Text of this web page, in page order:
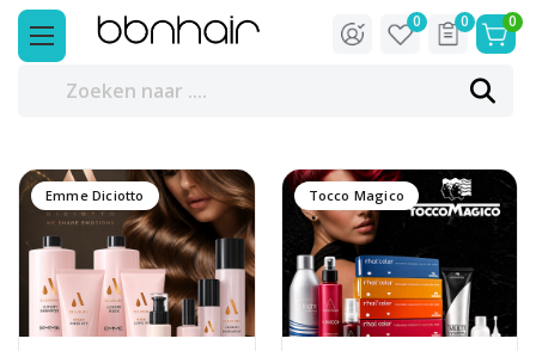
0
0
0
Emme Diciotto Tocco Magico